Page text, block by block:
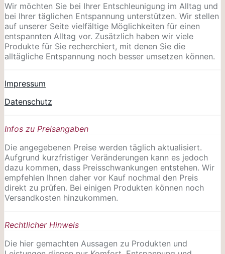
Wir möchten Sie bei Ihrer Entschleunigung im Alltag und
bei Ihrer täglichen Entspannung unterstützen. Wir stellen
auf unserer Seite vielfältige Möglichkeiten für einen
entspannten Alltag vor. Zusätzlich haben wir viele
Produkte für Sie recherchiert, mit denen Sie die
alltägliche Entspannung noch besser umsetzen können.
Impressum
Datenschutz
Infos zu Preisangaben
Die angegebenen Preise werden täglich aktualisiert.
Aufgrund kurzfristiger Veränderungen kann es jedoch
dazu kommen, dass Preisschwankungen entstehen. Wir
empfehlen Ihnen daher vor Kauf nochmal den Preis
direkt zu prüfen. Bei einigen Produkten können noch
Versandkosten hinzukommen.
Rechtlicher Hinweis
Die hier gemachten Aussagen zu Produkten und